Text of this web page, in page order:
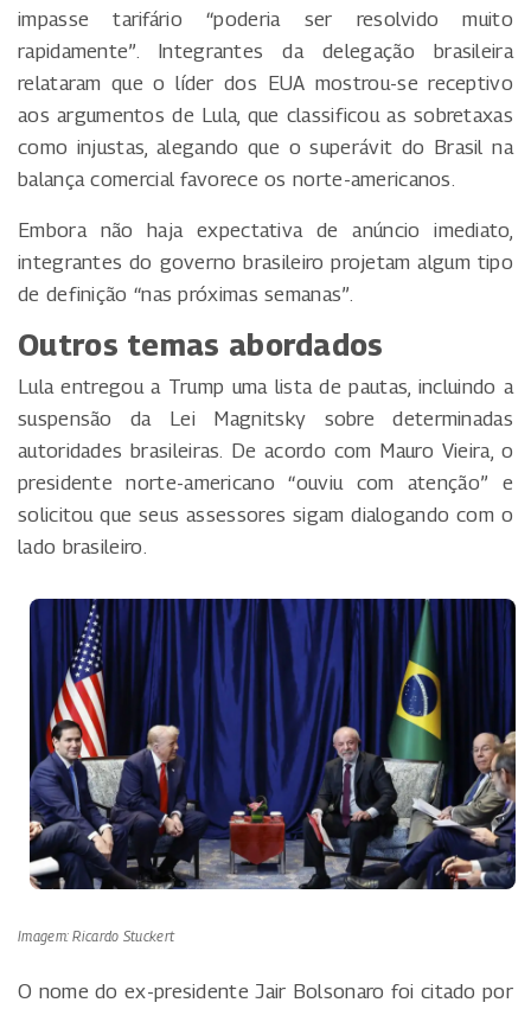
impasse tarifário “poderia ser resolvido muito
rapidamente”. Integrantes da delegação brasileira
relataram que o líder dos EUA mostrou-se receptivo
aos argumentos de Lula, que classificou as sobretaxas
como injustas, alegando que o superávit do Brasil na
balança comercial favorece os norte-americanos.
Embora não haja expectativa de anúncio imediato,
integrantes do governo brasileiro projetam algum tipo
de definição “nas próximas semanas”.
Outros temas abordados
Lula entregou a Trump uma lista de pautas, incluindo a
suspensão da Lei Magnitsky sobre determinadas
autoridades brasileiras. De acordo com Mauro Vieira, o
presidente norte-americano “ouviu com atenção” e
solicitou que seus assessores sigam dialogando com o
lado brasileiro.
Imagem: Ricardo Stuckert
O nome do ex-presidente Jair Bolsonaro foi citado por